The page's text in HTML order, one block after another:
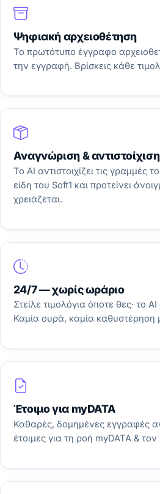
Ψηφιακή αρχειοθέτηση
Το πρωτότυπο έγγραφο
την εγγραφή. Βρίσκεις κάθε
Αναγνώριση &
Το AI αντιστοιχίζει τις γραμμές
είδη του Soft1 και προτείνει
χρειάζεται.
24/7 — χωρίς ωράριο
Στείλε τιμολόγια όποτε θες· το
Καμία ουρά, καμία καθυστέρηση
Έτοιμο για myDATA
Καθαρές, δομημένες εγγραφές
έτοιμες για τη ροή myDATA &